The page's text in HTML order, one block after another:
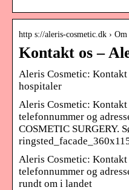
http s://aleris-cosmetic.dk › Om
Kontakt os –
Aleris Cosmetic:
hospitaler
Aleris Cosmetic:
telefonnummer og
COSMETIC SURGERY.
Aleris Cosmetic:
telefonnummer og
rundt om i landet